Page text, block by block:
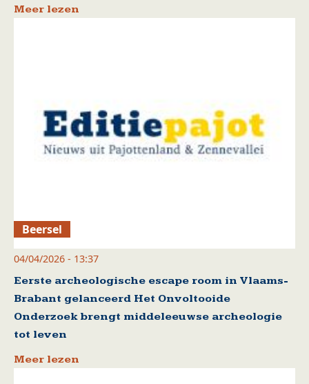
Meer lezen
Beersel
04/04/2026 - 13:37
Eerste archeologische escape room in Vlaams-
Brabant gelanceerd Het Onvoltooide
Onderzoek brengt middeleeuwse archeologie
tot leven
Meer lezen